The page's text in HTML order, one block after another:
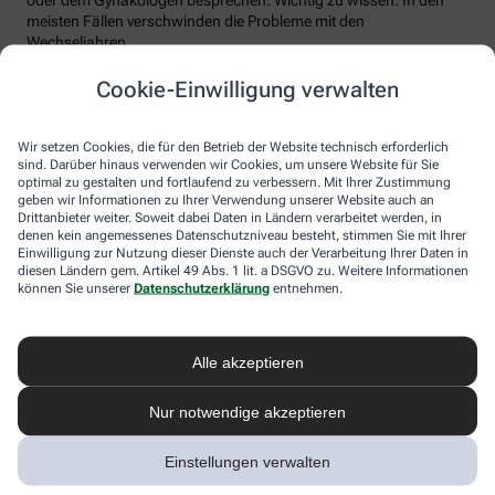
Cookie-Einwilligung verwalten
Wir setzen Cookies, die für den Betrieb der Website technisch erforderlich
sind. Darüber hinaus verwenden wir Cookies, um unsere Website für Sie
optimal zu gestalten und fortlaufend zu verbessern. Mit Ihrer Zustimmung
geben wir Informationen zu Ihrer Verwendung unserer Website auch an
Drittanbieter weiter. Soweit dabei Daten in Ländern verarbeitet werden, in
denen kein angemessenes Datenschutzniveau besteht, stimmen Sie mit Ihrer
Einwilligung zur Nutzung dieser Dienste auch der Verarbeitung Ihrer Daten in
diesen Ländern gem. Artikel 49 Abs. 1 lit. a DSGVO zu. Weitere Informationen
können Sie unserer Datenschutzerklärung entnehmen.
Alle akzeptieren
Nur notwendige akzeptieren
Einstellungen verwalten
meisten Fällen verschwinden die Probleme mit den
Wechseljahren.
Voraussetzung für eine erfolgreiche Behandlung ist allerdings
immer, dass die Endometriose auch als solche erkannt wird.
nehmen und ärztlich abklären lassen. Und sich auf keinen Fall
einreden lassen, sie seien normal.
Melden Sie sich hier an und sichern Sie
sich Ihren 10% Gutschein* für unsere
Apotheke